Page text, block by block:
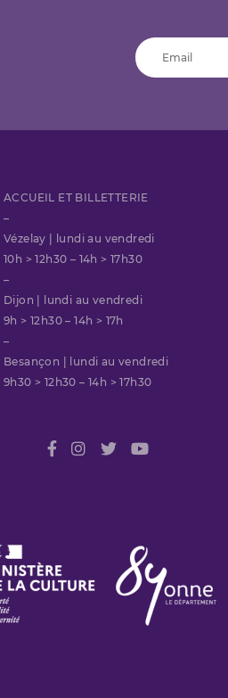
ACCUEIL ET BILLETTERIE
–
Vézelay | lundi au vendredi
10h > 12h30 – 14h > 17h30
–
Dijon | lundi au vendredi
9h > 12h30 – 14h > 17h
–
Besançon | lundi au vendredi
9h30 > 12h30 – 14h > 17h30